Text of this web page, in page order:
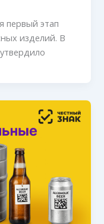
первый этап
изделий. В